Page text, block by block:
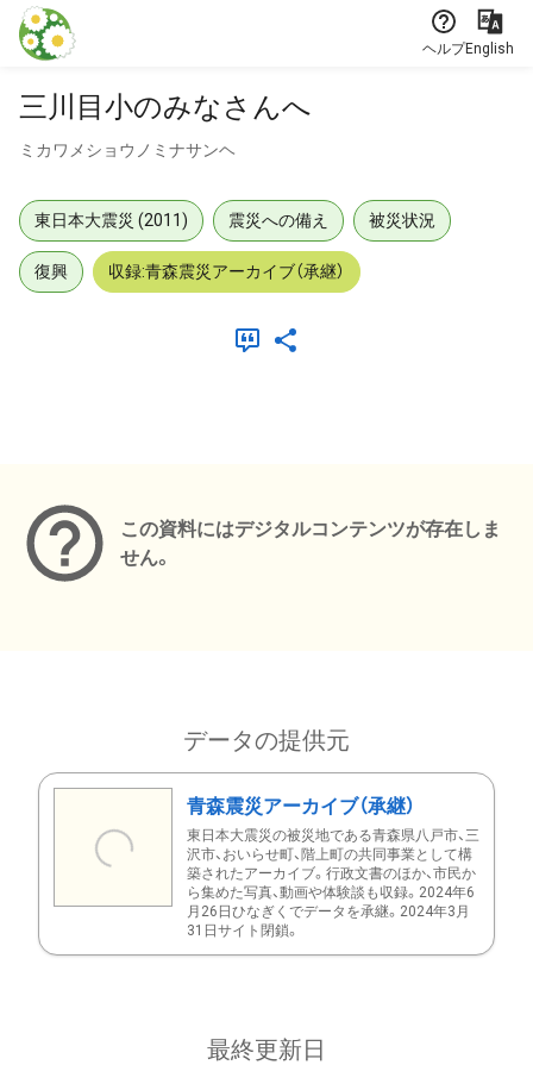
本文に飛ぶ
ヘルプEnglish
三川目小のみなさんへ
ミカワメショウノミナサンヘ
東日本大震災 (2011) 震災への備え 被災状況
復興 収録:青森震災アーカイブ（承継）
この資料にはデジタルコンテンツが存在しま
せん。
データの提供元
青森震災アーカイブ（承継）
東日本大震災の被災地である青森県八戸市、三
沢市、おいらせ町、階上町の共同事業として構
築されたアーカイブ。行政文書のほか、市民か
ら集めた写真、動画や体験談も収録。2024年6
月26日ひなぎくでデータを承継。2024年3月
31日サイト閉鎖。
最終更新日